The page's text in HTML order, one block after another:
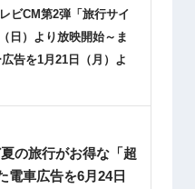
ビCM第2弾「旅行サイ
日）より放映開始～ま
告を1月21日（月）よ
の旅行がお得な「超
電車広告を6月24日